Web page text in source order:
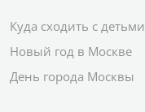
Куда сходить с детьми
Новый год в Москве
День города Москвы